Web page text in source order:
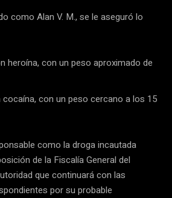
como Alan V. M., se le aseguró lo
heroína, con un peso aproximado de
con un peso cercano a los 15
como la droga incautada
de la Fiscalía General del
que continuará con las
por su probable